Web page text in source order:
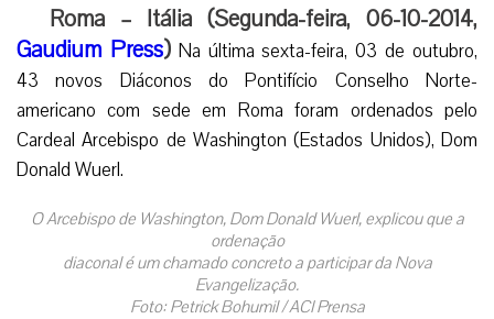
Roma – Itália (Segunda-feira, 06-10-2014,
Gaudium Press)Na última sexta-feira, 03 de outubro,
43 novos Diáconos do Pontifício Conselho Norte-
americano com sede em Roma foram ordenados pelo
Cardeal Arcebispo de Washington (Estados Unidos), Dom
Donald Wuerl.
O Arcebispo de Washington, Dom Donald Wuerl, explicou que a
ordenação
diaconal é um chamado concreto a participar da Nova
Evangelização.
Foto: Petrick Bohumil / ACI Prensa